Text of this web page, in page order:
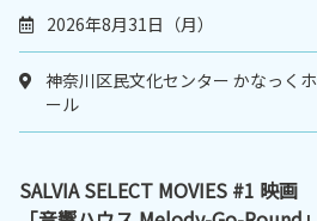
2026年8月31日（月）
神奈川区民文化センター かなっくホ
ール
SALVIA SELECT MOVIES #1 映画